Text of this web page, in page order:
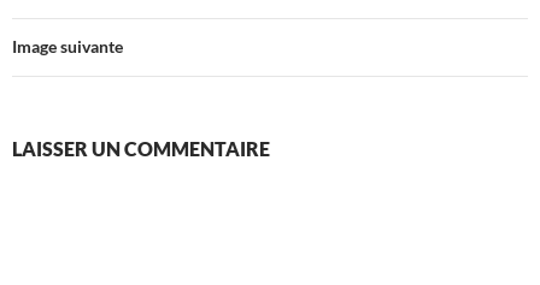
Image suivante
LAISSER UN COMMENTAIRE